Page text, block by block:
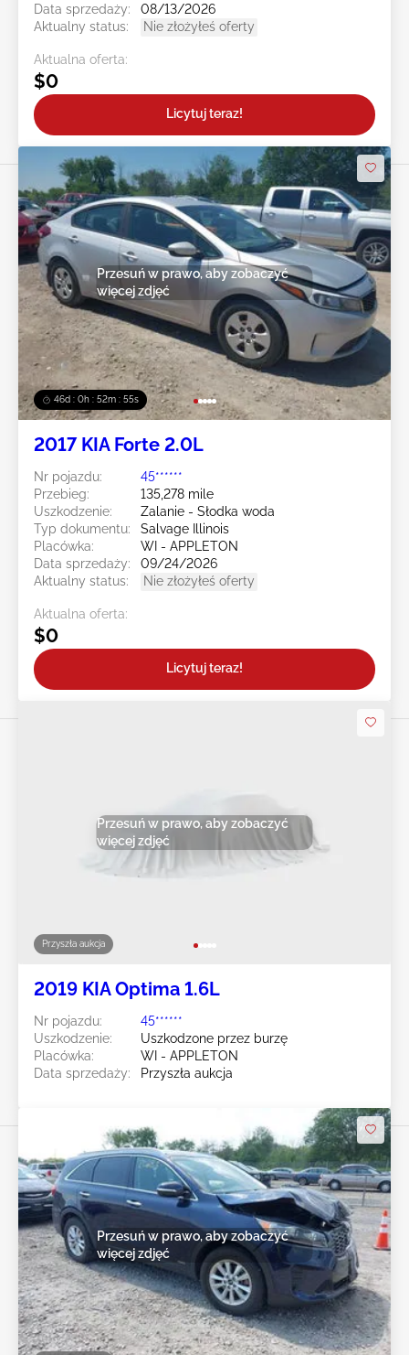
Data sprzedaży:
08/13/2026
Aktualny status:
Nie złożyłeś oferty
Aktualna oferta:
$0
Licytuj teraz!
46d : 0h : 52m : 52s
Przesuń w prawo, aby zobaczyć
więcej zdjęć
2017 KIA Forte 2.0L
Nr pojazdu:
45******
Przebieg:
135,278 mile
Uszkodzenie:
Zalanie - Słodka woda
Typ dokumentu:
Salvage Illinois
Placówka:
WI - APPLETON
Data sprzedaży:
09/24/2026
Aktualny status:
Nie złożyłeś oferty
Aktualna oferta:
$0
Licytuj teraz!
Przyszła aukcja
Przesuń w prawo, aby zobaczyć
więcej zdjęć
2019 KIA Optima 1.6L
Nr pojazdu:
45******
Uszkodzenie:
Uszkodzone przez burzę
Placówka:
WI - APPLETON
Data sprzedaży:
Przyszła aukcja
Przesuń w prawo, aby zobaczyć
więcej zdjęć